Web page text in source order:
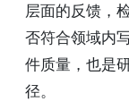
层面的反馈，
否符合领域内
件质量，也是
径。